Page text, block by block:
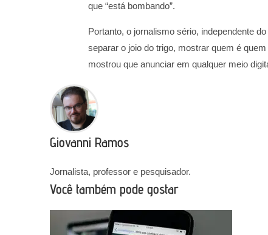
que “está bombando”.
Portanto, o jornalismo sério, independente
separar o joio do trigo, mostrar quem é
mostrou que anunciar em qualquer meio
Giovanni Ramos
Jornalista, professor e pesquisador.
Você também pode gostar